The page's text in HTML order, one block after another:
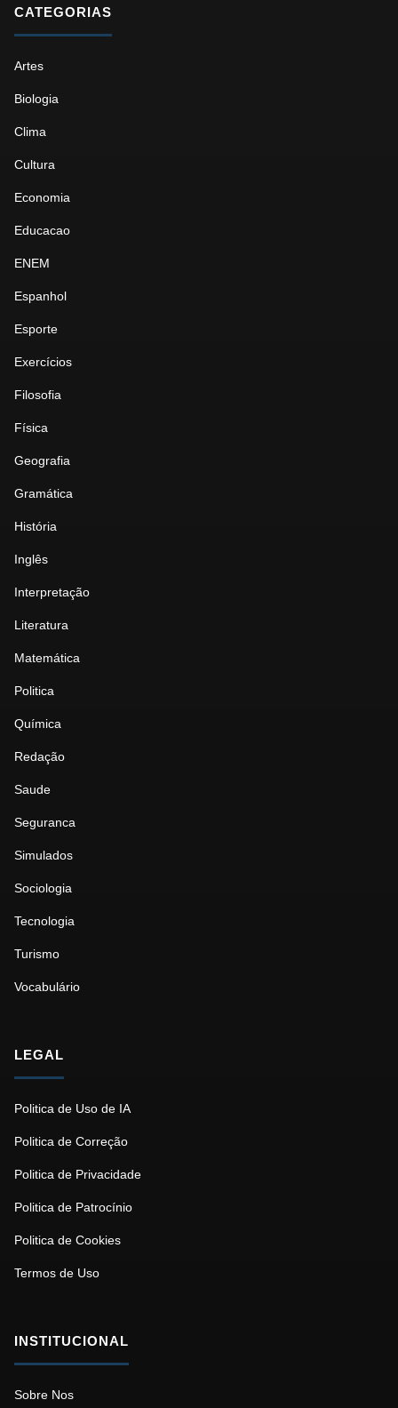
CATEGORIAS
Artes
Biologia
Clima
Cultura
Economia
Educacao
ENEM
Espanhol
Esporte
Exercícios
Filosofia
Física
Geografia
Gramática
História
Inglês
Interpretação
Literatura
Matemática
Politica
Química
Redação
Saude
Seguranca
Simulados
Sociologia
Tecnologia
Turismo
Vocabulário
LEGAL
Politica de Uso de IA
Politica de Correção
Politica de Privacidade
Politica de Patrocínio
Politica de Cookies
Termos de Uso
INSTITUCIONAL
Sobre Nos